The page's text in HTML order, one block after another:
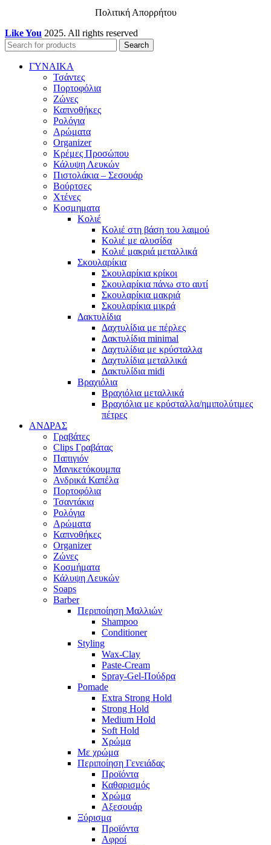
Πολιτική Απορρήτου
Like You 2025. All rights reserved
Search
ΓΥΝΑΙΚΑ
Τσάντες
Πορτοφόλια
Ζώνες
Καπνοθήκες
Ρολόγια
Αρώματα
Organizer
Κρέμες Προσώπου
Κάλυψη Λευκών
Πιστολάκια – Σεσουάρ
Βούρτσες
Χτένες
Κοσμηματα
Κολιέ
Κολιέ στη βάση του λαιμού
Κολιέ με αλυσίδα
Κολιέ μακριά μεταλλικά
Σκουλαρίκια
Σκουλαρίκια κρίκοι
Σκουλαρίκια πάνω στο αυτί
Σκουλαρίκια μακριά
Σκουλαρίκια μικρά
Δακτυλίδια
Δαχτυλίδια με πέρλες
Δακτυλίδια minimal
Δαχτυλίδια με κρύσταλλα
Δαχτυλίδια μεταλλικά
Δακτυλίδια midi
Βραχιόλια
Βραχιόλια μεταλλικά
Βραχιόλια με κρύσταλλα/ημιπολύτιμες
πέτρες
ΑΝΔΡΑΣ
Γραβάτες
Clips Γραβάτας
Παπιγιόν
Μανικετόκουμπα
Ανδρικά Καπέλα
Πορτοφόλια
Τσαντάκια
Ρολόγια
Αρώματα
Καπνοθήκες
Organizer
Ζώνες
Κοσμήματα
Κάλυψη Λευκών
Soaps
Barber
Περιποίηση Μαλλιών
Shampoo
Conditioner
Styling
Wax-Clay
Paste-Cream
Spray-Gel-Πούδρα
Pomade
Extra Strong Hold
Strong Hold
Medium Hold
Soft Hold
Χρώμα
Με χρώμα
Περιποίηση Γενειάδας
Προϊόντα
Καθαρισμός
Χρώμα
Αξεσουάρ
Ξύρισμα
Προϊόντα
Αφροί